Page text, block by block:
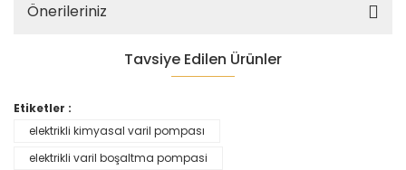
Önerileriniz
Tavsiye Edilen Ürünler
TÜKENDİ
Etiketler :
elektrikli kimyasal varil pompası
elektrikli varil boşaltma pompasi